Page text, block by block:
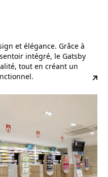
et élégance. Grâce à
intégré, le Gatsby
tout en créant un